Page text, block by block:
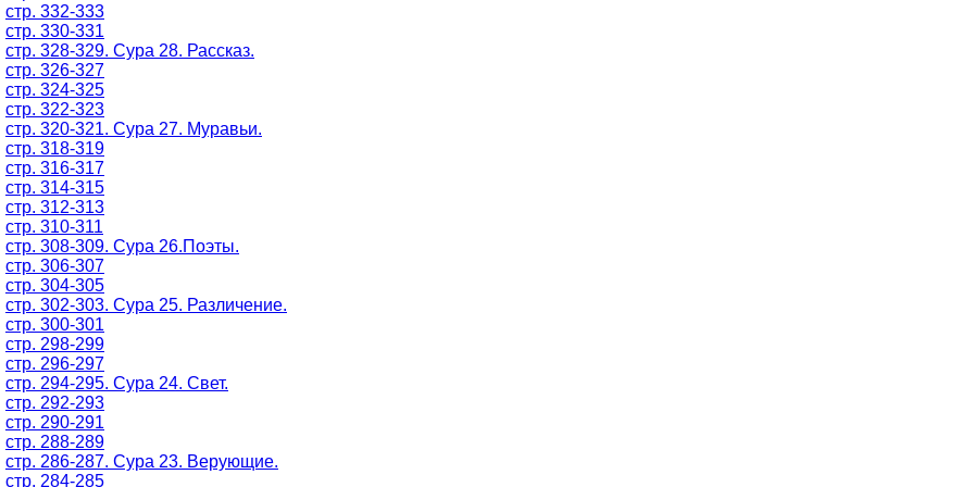
стр. 332-333
стр. 330-331
стр. 328-329. Сура 28. Рассказ.
стр. 326-327
стр. 324-325
стр. 322-323
стр. 320-321. Сура 27. Муравьи.
стр. 318-319
стр. 316-317
стр. 314-315
стр. 312-313
стр. 310-311
стр. 308-309. Сура 26.Поэты.
стр. 306-307
стр. 304-305
стр. 302-303. Сура 25. Различение.
стр. 300-301
стр. 298-299
стр. 296-297
стр. 294-295. Сура 24. Свет.
стр. 292-293
стр. 290-291
стр. 288-289
стр. 286-287. Сура 23. Верующие.
стр. 284-285